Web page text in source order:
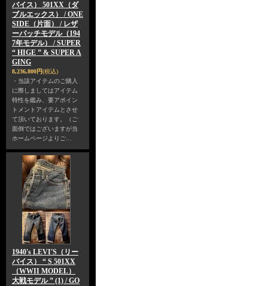
バイス） 501XX（ダ
ブルエックス） / ONE
SIDE（片面） / レザ
ーパッチモデル（194
7年モデル） / SUPER
“ HIGE ” & SUPER A
GING
8,236,800円(税込)
・当該アイテムのご購入
に際しましてはアイテム
特性を鑑み、要アポイン
トメントアイテムとさせ
て頂いております。（ご
面倒ではございますが当
ホームページよりご…
1940's LEVI'S（リー
バイス） “ S 501XX
（WWII MODEL）
大戦モデル ” (1) / GO